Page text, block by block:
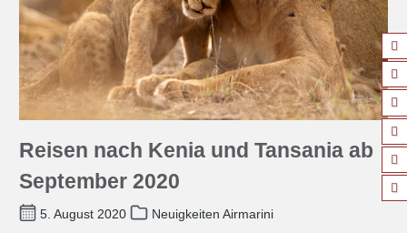
Reisen nach Kenia und Tansania ab
September 2020
5. August 2020 Neuigkeiten Airmarini